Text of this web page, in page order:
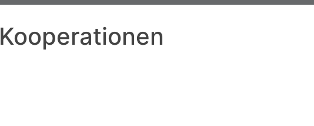
Kooperationen